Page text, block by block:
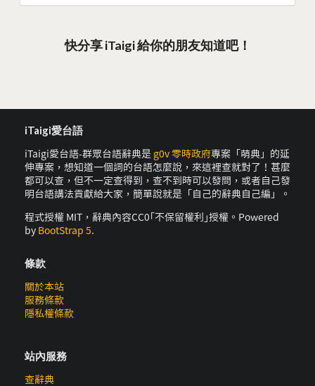
快分享 iTaigi 給你的朋友知道吧！
iTaigi愛台語
iTaigi愛台語-群眾台語辭典是 g0v 零時政府專案「萌典」的延
伸專案，想知道一個詞的台語怎麼說，來這裡查就對了！甚麼
都可以查，但不一定查得到，查不到時可以發問，或者自己發
明台語講法貢獻給大家，簡單說就是「自己的辭典自己編」。
程式授權 MIT，辭典內容CC0｢不保留權利｣授權。Powered
by BootStrap 5.
條款
關於本站
服務條款
隱私權條款
站內服務
查辭典